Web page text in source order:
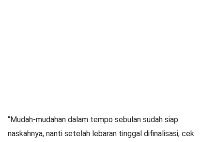
“Mudah-mudahan dalam tempo sebulan sudah siap
naskahnya, nanti setelah lebaran tinggal difinalisasi, cek